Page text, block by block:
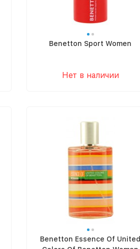
Benetton Sport Women
Нет в наличии
Benetton Essence Of United